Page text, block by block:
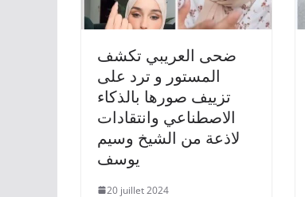
ضحى العريبي تكشف
المستور و ترد على
تزييف صورها بالذكاء
الاصطناعي وانتقادات
لاذعة من الشيخ وسيم
يوسف
20 juillet 2024